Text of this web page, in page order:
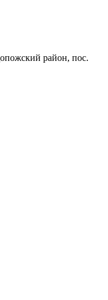
район, пос.